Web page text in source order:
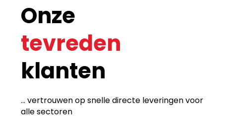
Onze
tevreden
klanten
... vertrouwen op snelle directe leveringen voor
alle sectoren